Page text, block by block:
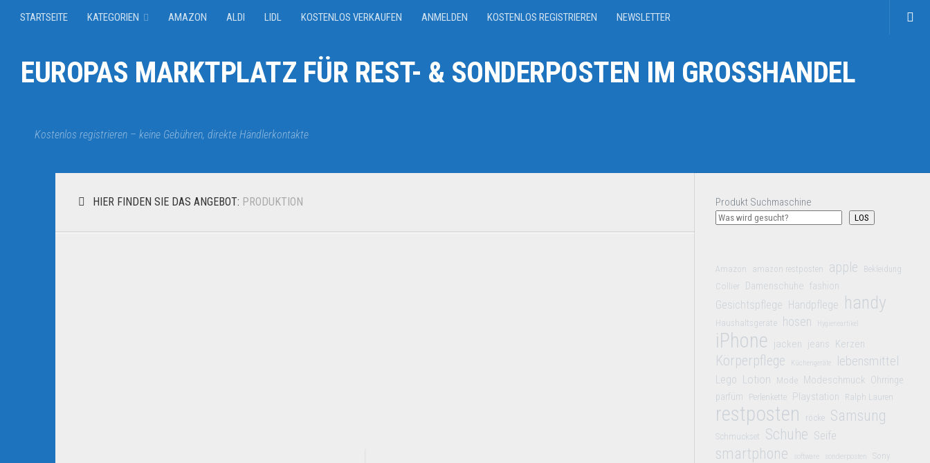
STARTSEITE KATEGORIEN AMAZON ALDI LIDL KOSTENLOS VERKAUFEN ANMELDEN KOSTENLOS REGISTRIEREN NEWSLETTER
EUROPAS MARKTPLATZ FÜR REST- & SONDERPOSTEN IM GROSSHANDEL
Kostenlos registrieren – keine Gebühren, direkte Händlerkontakte
HIER FINDEN SIE DAS ANGEBOT: PRODUKTION Produkt Suchmaschine
LOS
Amazon amazon restposten apple Bekleidung
Collier Damenschuhe fashion
Gesichtspflege Handpflege handy
Haushaltsgeräte hosen Hygieneartikel
iPhone jacken jeans Kerzen
Körperpflege Küchengeräte lebensmittel
Lego Lotion Mode Modeschmuck Ohrringe
parfüm
Perlenkette Playstation Ralph Lauren
restposten röcke Samsung
Schmuckset Schuhe Seife
smartphone software sonderposten Sony